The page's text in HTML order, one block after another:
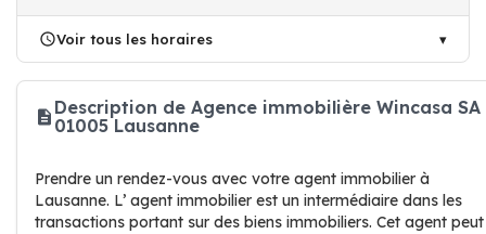
Voir tous les horaires
Description de Agence immobilière Wincasa SA
01005 Lausanne
Prendre un rendez-vous avec votre agent immobilier à
Lausanne. L’ agent immobilier est un intermédiaire dans les
transactions portant sur des biens immobiliers. Cet agent peut